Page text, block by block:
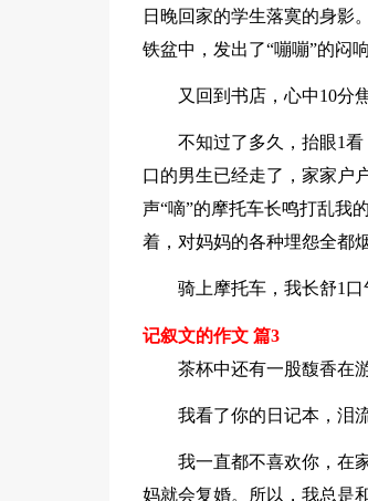
日晚回家的学生落寞的身影
铁盆中，发出了“嘣嘣”的闷
又回到书店，心中10分
不知过了多久，抬眼1
口的男生已经走了，家家户
声“嘀”的摩托车长鸣打乱我
着，对妈妈的各种埋怨全都
骑上摩托车，我长舒1
记叙文的作文 篇3
茶杯中还有一股馥香在游
我看了你的日记本，泪
我一直都不喜欢你，在
妈就会复婚。所以，我总是